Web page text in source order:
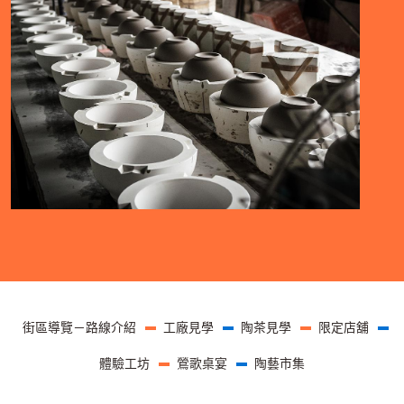
頁尾選單
街區導覽－路線介紹 工廠見學 陶茶見學 限定店舖
體驗工坊 鶯歌桌宴 陶藝市集